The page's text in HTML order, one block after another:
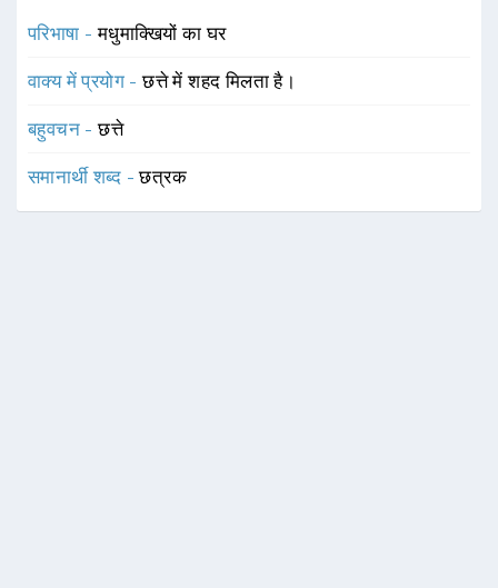
परिभाषा -मधुमाक्खियों का घर
वाक्य में प्रयोग -छत्ते में शहद मिलता है।
बहुवचन -छत्ते
समानार्थी शब्द -छत्रक